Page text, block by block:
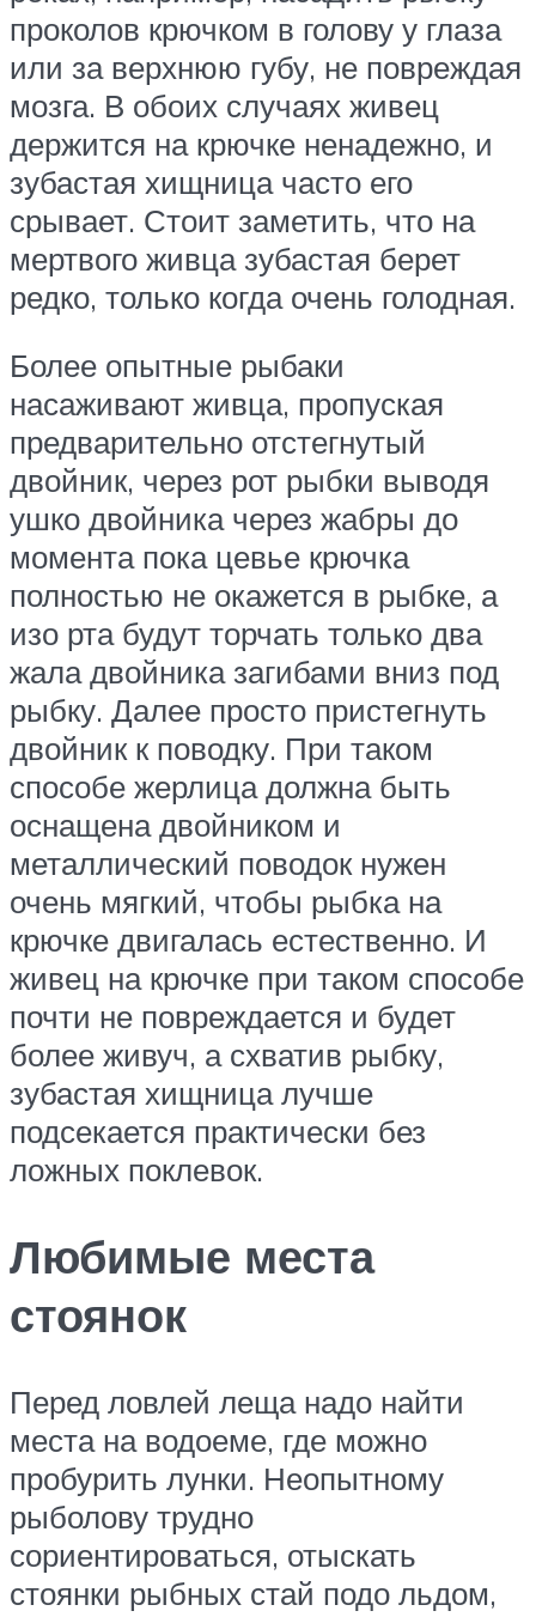
проколов крючком в голову у глаза
или за верхнюю губу, не повреждая
мозга. В обоих случаях живец
держится на крючке ненадежно, и
зубастая хищница часто его
срывает. Стоит заметить, что на
мертвого живца зубастая берет
редко, только когда очень голодная.
Более опытные рыбаки
насаживают живца, пропуская
предварительно отстегнутый
двойник, через рот рыбки выводя
ушко двойника через жабры до
момента пока цевье крючка
полностью не окажется в рыбке, а
изо рта будут торчать только два
жала двойника загибами вниз под
рыбку. Далее просто пристегнуть
двойник к поводку. При таком
способе жерлица должна быть
оснащена двойником и
металлический поводок нужен
очень мягкий, чтобы рыбка на
крючке двигалась естественно. И
живец на крючке при таком способе
почти не повреждается и будет
более живуч, а схватив рыбку,
зубастая хищница лучше
подсекается практически без
ложных поклевок.
Любимые места
стоянок
Перед ловлей леща надо найти
места на водоеме, где можно
пробурить лунки. Неопытному
рыболову трудно
сориентироваться, отыскать
стоянки рыбных стай подо льдом,